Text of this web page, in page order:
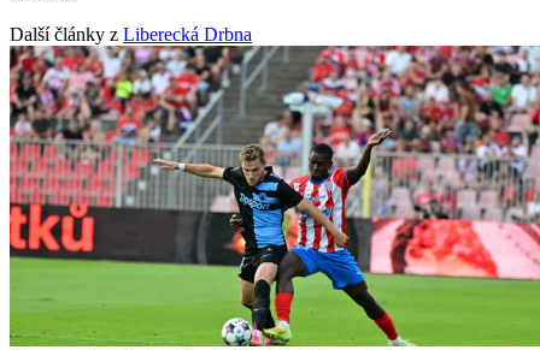
Další články z Liberecká Drbna